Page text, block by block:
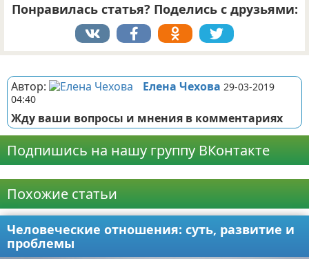
Понравилась статья? Поделись с друзьями:
Автор: Елена Чехова 29-03-2019
04:40
Жду ваши вопросы и мнения в комментариях
Подпишись на нашу группу ВКонтакте
Похожие статьи
Человеческие отношения: суть, развитие и
проблемы